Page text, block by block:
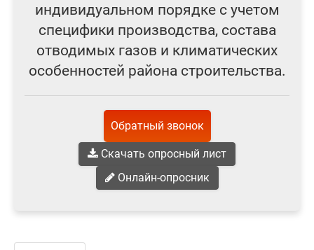
индивидуальном порядке с учетом
специфики производства, состава
отводимых газов и климатических
особенностей района строительства.
Обратный звонок
Скачать опросный лист
Онлайн-опросник